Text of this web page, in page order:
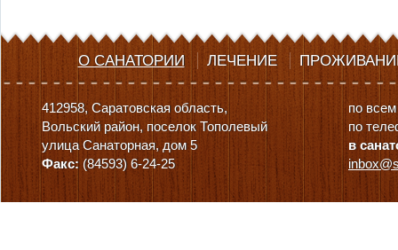
О САНАТОРИИ ЛЕЧЕНИЕ
412958, Саратовская область,
Вольский район, поселок Тополевый
улица Санаторная, дом 5
Факс: (84593) 6-24-25
по
по
в